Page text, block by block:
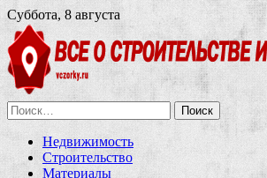
Суббота, 8 августа
Найти:
Недвижимость
Строительство
Материалы